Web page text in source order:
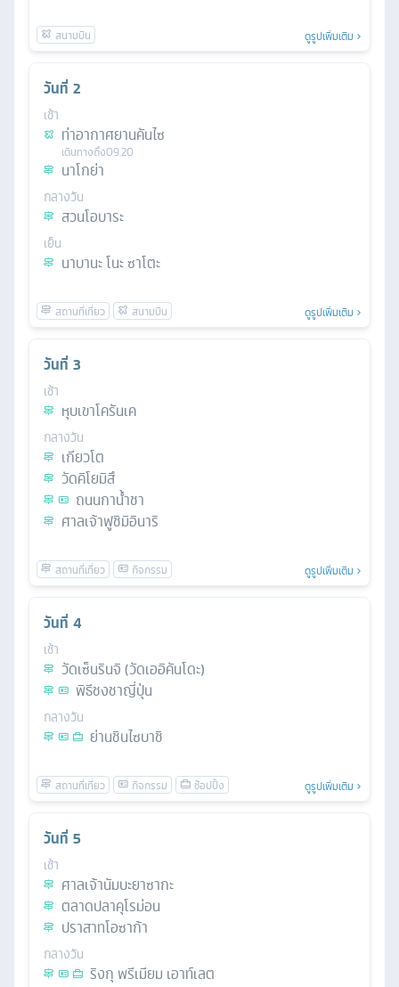
ดูรูปเพิ่มเติม
วันที่ 2
เช้า
ท่าอากาศยานคันไซ
เดินทางถึง09.20
นาโกย่า
กลางวัน
สวนโอบาระ
เย็น
นาบานะ โนะ ซาโตะ
ดูรูปเพิ่มเติม
วันที่ 3
เช้า
หุบเขาโครันเค
กลางวัน
เกียวโต
วัดคิโยมิสึ
ถนนกาน้ำชา
ศาลเจ้าฟูชิมิอินาริ
ดูรูปเพิ่มเติม
วันที่ 4
เช้า
วัดเซ็นรินจิ (วัดเออิคันโดะ)
พิธีชงชาญี่ปุ่น
กลางวัน
ย่านชินไซบาชิ
ดูรูปเพิ่มเติม
วันที่ 5
เช้า
ศาลเจ้านัมบะยาซากะ
ตลาดปลาคุโรม่อน
ปราสาทโอซาก้า
กลางวัน
ริงกุ พรีเมียม เอาท์เลต